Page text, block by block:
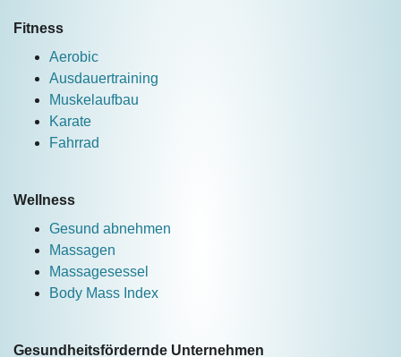
Fitness
Aerobic
Ausdauertraining
Muskelaufbau
Karate
Fahrrad
Wellness
Gesund abnehmen
Massagen
Massagesessel
Body Mass Index
Gesundheitsfördernde Unternehmen